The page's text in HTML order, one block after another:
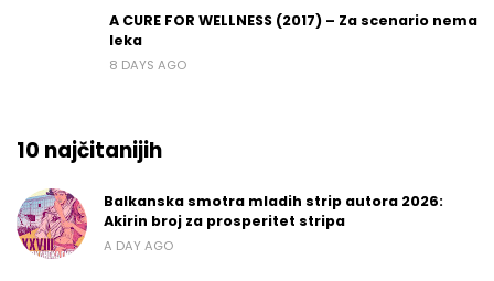
A CURE FOR WELLNESS (2017) – Za scenario nema
leka
8 DAYS AGO
10 najčitanijih
Balkanska smotra mladih strip autora 2026:
Akirin broj za prosperitet stripa
A DAY AGO